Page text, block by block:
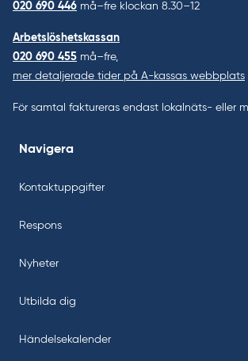
020 690 446 må–fre klockan 8.30–12
Arbetslöshetskassan
020 690 455 må–fre,
mer detaljerade tider på A-kassas webbplats
För samtal faktureras endast lokalnäts- eller
Navigera
Kontaktuppgifter
Respons
Nyheter
Utbilda dig
Händelsekalender